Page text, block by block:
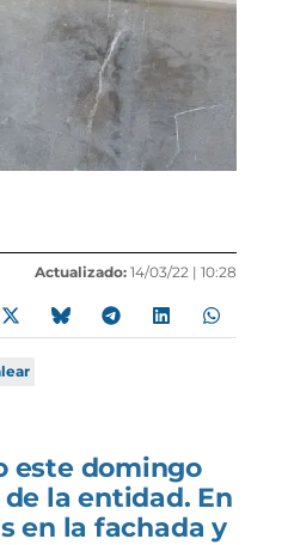
Actualizado: 14/03/22 | 10:28
este domingo
la entidad. En
en la fachada y